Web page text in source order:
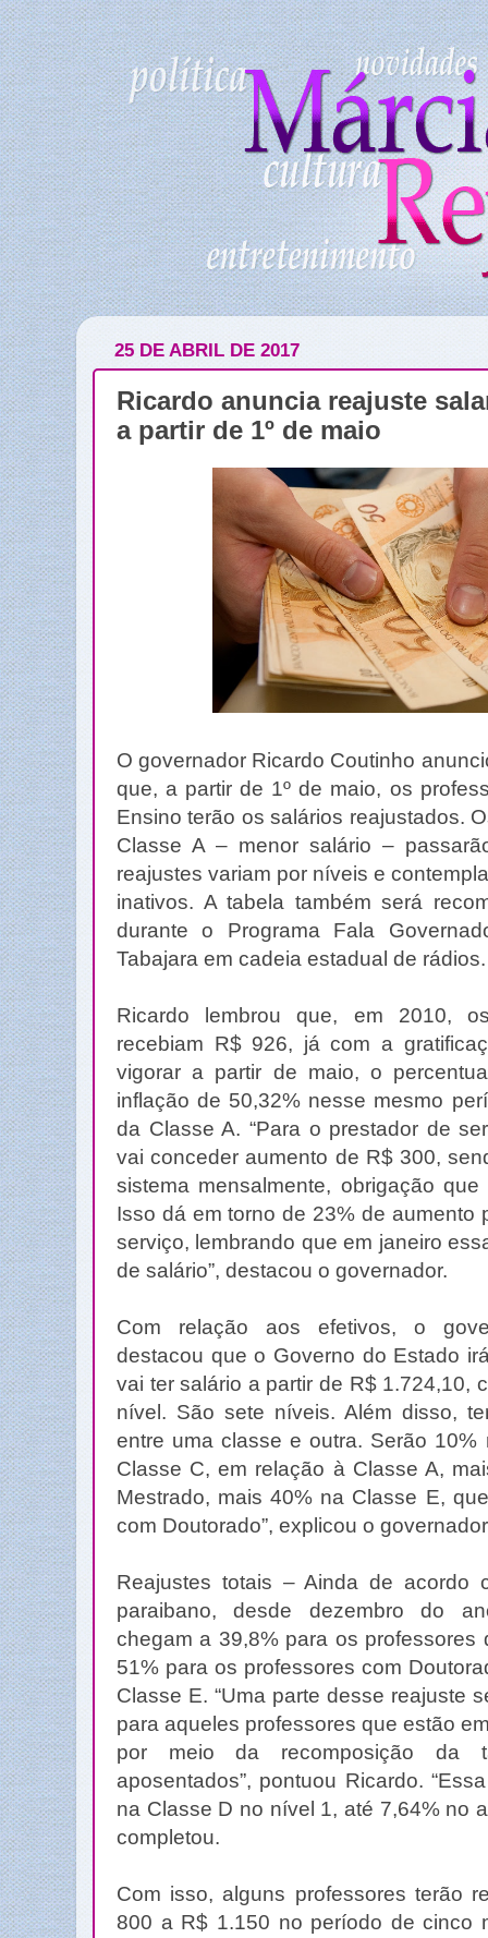
25 DE ABRIL DE 2017
Ricardo anuncia reajuste
a partir de 1º de maio
O governador Ricardo Coutinho
que, a partir de 1º de maio, os
Ensino terão os salários reajustados.
Classe A – menor salário –
reajustes variam por níveis e
inativos. A tabela também será
durante o Programa Fala
Tabajara em cadeia estadual de rádios.
Ricardo lembrou que, em 2010,
recebiam R$ 926, já com a
vigorar a partir de maio, o
inflação de 50,32% nesse mesmo
da Classe A. “Para o prestador de
vai conceder aumento de R$ 300,
sistema mensalmente, obrigação
Isso dá em torno de 23% de aumento
serviço, lembrando que em janeiro
de salário”, destacou o governador.
Com relação aos efetivos, o
destacou que o Governo do Estado
vai ter salário a partir de R$ 1.724,10,
nível. São sete níveis. Além disso,
entre uma classe e outra. Serão
Classe C, em relação à Classe A,
Mestrado, mais 40% na Classe E,
com Doutorado”, explicou o
Reajustes totais – Ainda de acordo
paraibano, desde dezembro do
chegam a 39,8% para os
51% para os professores com
Classe E. “Uma parte desse reajuste
para aqueles professores que estão
por meio da recomposição da
aposentados”, pontuou Ricardo.
na Classe D no nível 1, até 7,64% no
completou.
Com isso, alguns professores terão
800 a R$ 1.150 no período de cinco